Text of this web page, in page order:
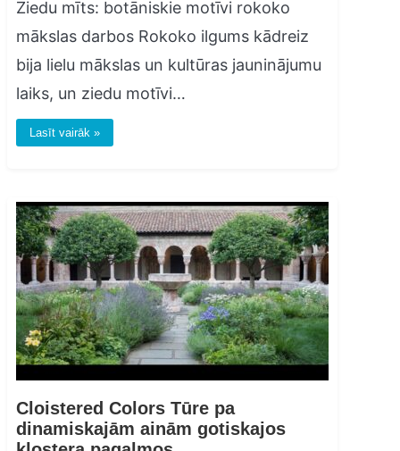
Ziedu mīts: botāniskie motīvi rokoko
mākslas darbos Rokoko ilgums kādreiz
bija lielu mākslas un kultūras jauninājumu
laiks, un ziedu motīvi…
Lasīt vairāk »
Cloistered Colors Tūre pa
dinamiskajām ainām gotiskajos